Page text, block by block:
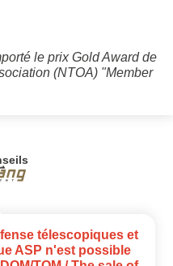
le prix Gold Award de
(NTOA) "Member
télescopiques et
ASP n'est possible